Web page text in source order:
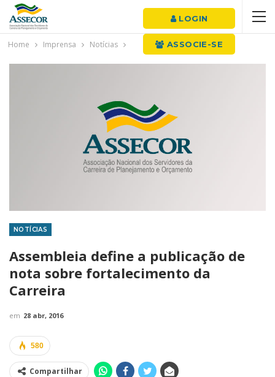
LOGIN
ASSOCIE-SE
Home Imprensa Notícias
NOTÍCIAS
Assembleia define a publicação de
nota sobre fortalecimento da
Carreira
em 28 abr, 2016
580
Compartilhar